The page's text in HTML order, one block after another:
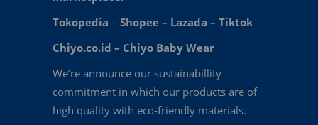
Tokopedia – Shopee – Lazada – Tiktok
Chiyo.co.id – Chiyo Baby Wear
We’re announce our sustainabillity
commitment in which our products are of
high quality with eco-friendly materials.